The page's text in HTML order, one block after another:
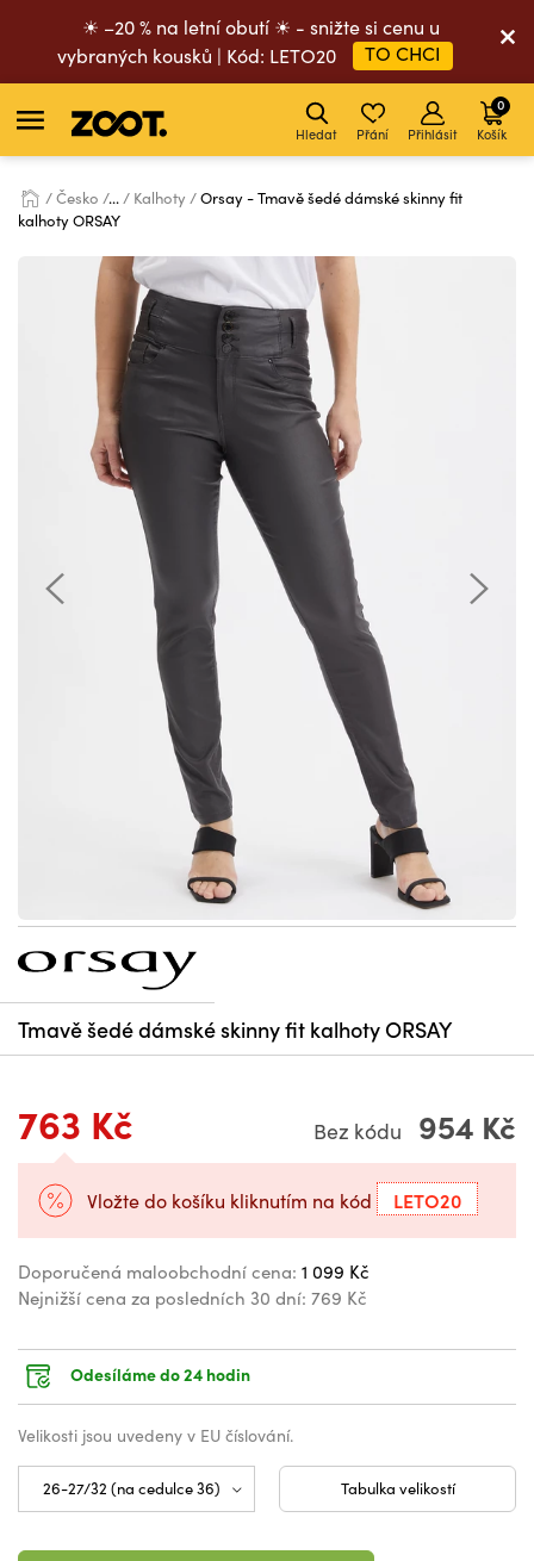
☀ –20 % na letní obutí ☀ - snižte si cenu u
vybraných kousků | Kód: LETO20
TO CHCI
Hledat Přání Přihlásit Košík
0
Česko ... Kalhoty
Orsay - Tmavě šedé dámské skinny fit
kalhoty ORSAY
Tmavě šedé dámské skinny fit kalhoty ORSAY
763 Kč Bez kódu 954 Kč
Vložte do košíku kliknutím na kód LETO20
Doporučená maloobchodní cena: 1 099 Kč
Nejnižší cena za posledních 30 dní: 769 Kč
Odesíláme do 24 hodin
Velikosti jsou uvedeny v EU číslování.
Tabulka velikostí